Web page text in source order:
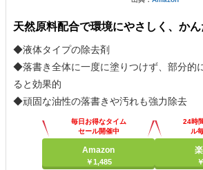
天然原料配合で環境にやさしく、か
◆液体タイプの除去剤
◆落書き全体に一度に塗りつけず、部分的
ると効果的
◆頑固な油性の落書きや汚れも強力除去
毎日お得なタイム
セール開催中
Amazon
￥1,485
24時
ル